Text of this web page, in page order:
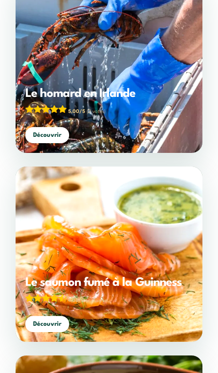
Le homard en Irlande
5,00/5 (2 votes)
Découvrir
Le saumon fumé à la Guinness
4,38/5(324 votes)
Découvrir